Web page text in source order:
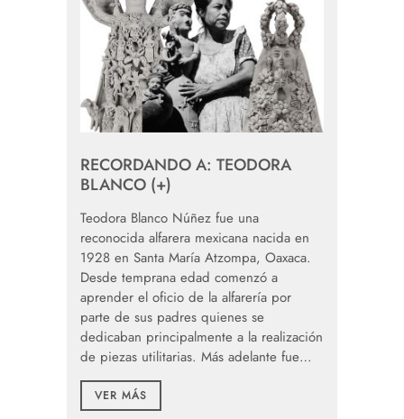
RECORDANDO A: TEODORA
BLANCO (+)
Teodora Blanco Núñez fue una
reconocida alfarera mexicana nacida en
1928 en Santa María Atzompa, Oaxaca.
Desde temprana edad comenzó a
aprender el oficio de la alfarería por
parte de sus padres quienes se
dedicaban principalmente a la realización
de piezas utilitarias. Más adelante fue…
VER MÁS